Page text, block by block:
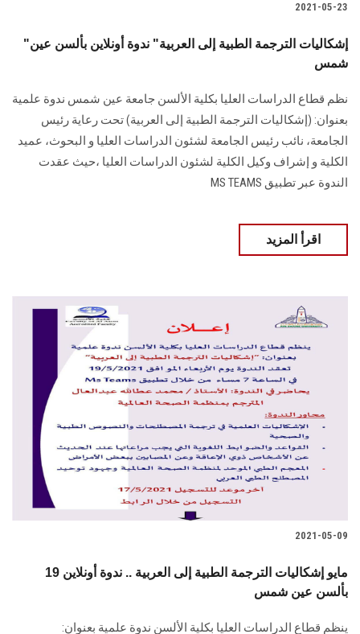
2021-05-23
"إشكاليات الترجمة الطبية إلى العربية" ندوة أونلاين بألسن عين
شمس
نظم قطاع الدراسات العليا بكلية الألسن جامعة عين شمس ندوة علمية
بعنوان: (إشكاليات الترجمة الطبية إلى العربية) تحت رعاية رئيس
الجامعة، نائب رئيس الجامعة لشئون الدراسات العليا و البحوث، عميد
الكلية و إشراف وكيل الكلية لشئون الدراسات العليا ،حيث عقدت
الندوة عبر تطبيق MS TEAMS
اقرأ المزيد
2021-05-09
19 مايو إشكاليات الترجمة الطبية إلى العربية .. ندوة أونلاين
بألسن عين شمس
ينظم قطاع الدراسات العليا بكلية الألسن ندوة علمية بعنوان: